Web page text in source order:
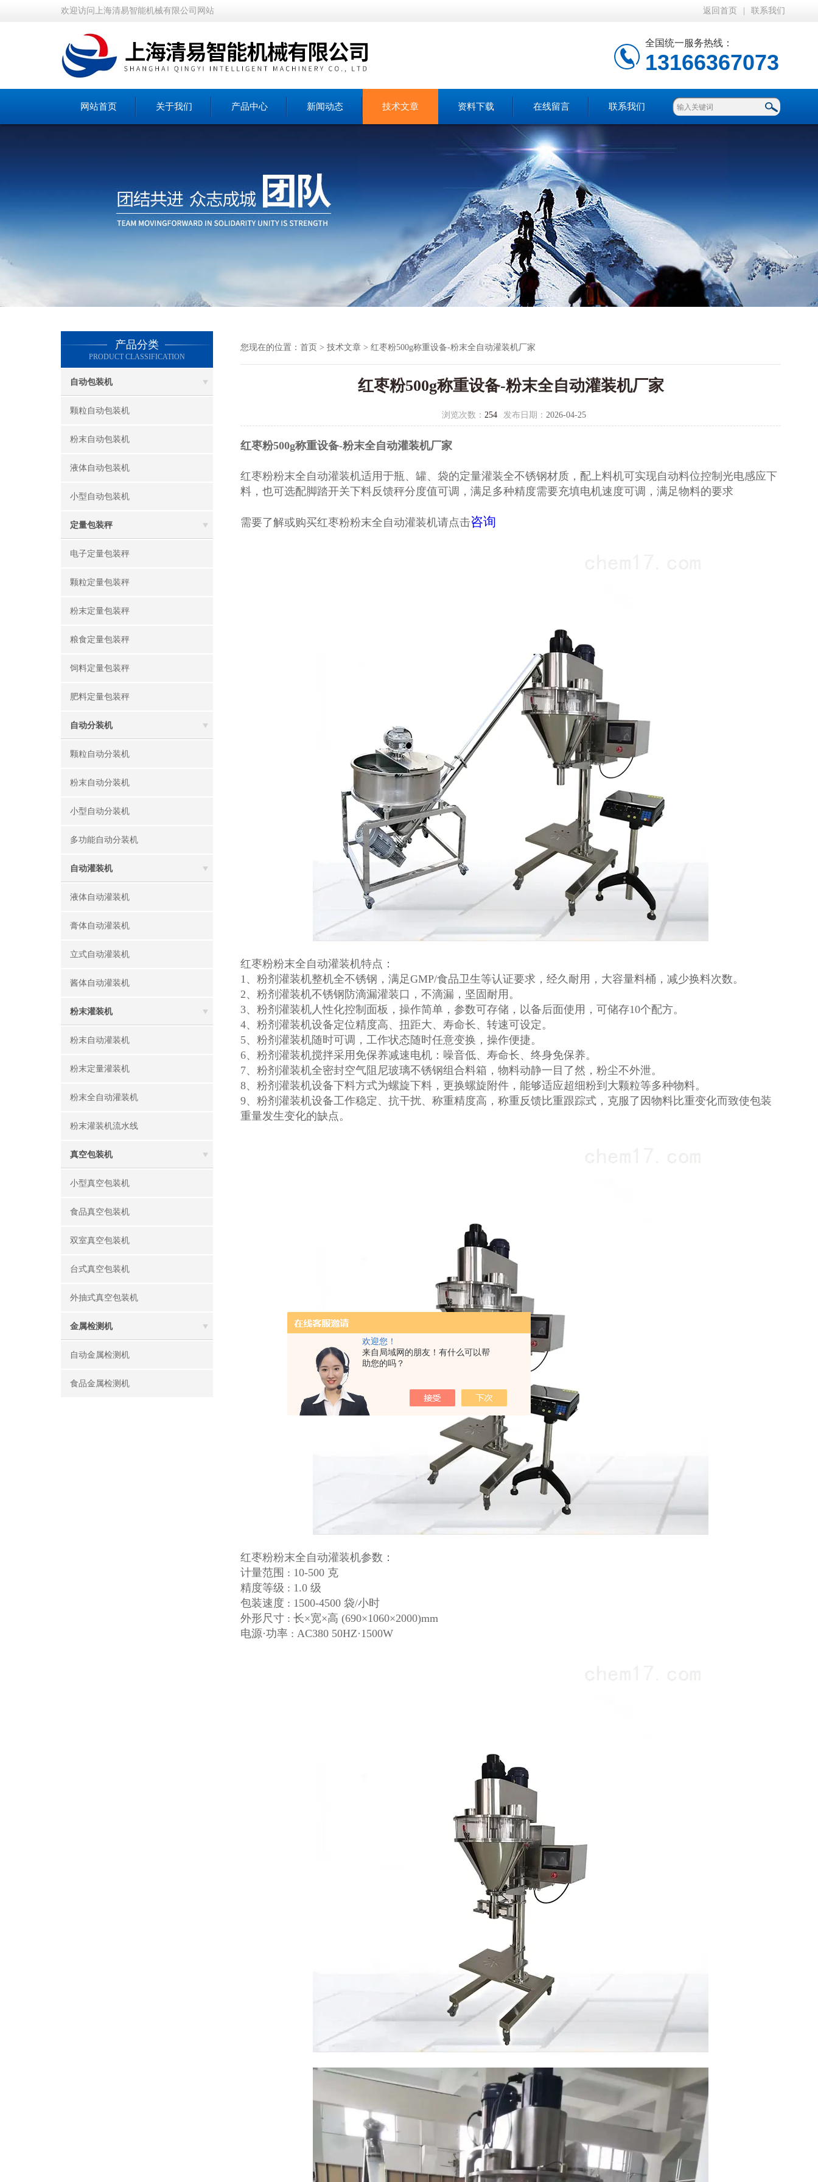
欢迎您！
来自局域网的朋友！有什么可以帮
助您的吗？
欢迎访问上海清易智能机械有限公司网站 返回首页 联系我们
全国统一服务热线：
13166367073
网站首页 关于我们 产品中心 新闻动态 技术文章 资料下载 在线留言 联系我们
产品分类
PRODUCT CLASSIFICATION
自动包装机
颗粒自动包装机
粉末自动包装机
液体自动包装机
小型自动包装机
定量包装秤
电子定量包装秤
颗粒定量包装秤
粉末定量包装秤
粮食定量包装秤
饲料定量包装秤
肥料定量包装秤
自动分装机
颗粒自动分装机
粉末自动分装机
小型自动分装机
多功能自动分装机
自动灌装机
液体自动灌装机
膏体自动灌装机
立式自动灌装机
酱体自动灌装机
粉末灌装机
粉末自动灌装机
粉末定量灌装机
粉末全自动灌装机
粉末灌装机流水线
真空包装机
小型真空包装机
食品真空包装机
双室真空包装机
台式真空包装机
外抽式真空包装机
金属检测机
自动金属检测机
食品金属检测机
您现在的位置： 首页 > 技术文章 > 红枣粉500g称重设备-粉末全自动灌装机厂家
红枣粉500g称重设备-粉末全自动灌装机厂家
浏览次数： 254 发布日期： 2026-04-25
红枣粉500g称重设备-粉末全自动灌装机厂家
红枣粉粉末全自动灌装机适用于瓶、罐、袋的定量灌装全不锈钢材质，配上料机可实现自动料位控制光电感应下
料，也可选配脚踏开关下料反馈秤分度值可调，满足多种精度需要充填电机速度可调，满足物料的要求
需要了解或购买红枣粉粉末全自动灌装机请点击咨询
红枣粉粉末全自动灌装机特点：
1、粉剂灌装机整机全不锈钢，满足GMP/食品卫生等认证要求，经久耐用，大容量料桶，减少换料次数。
2、粉剂灌装机不锈钢防滴漏灌装口，不滴漏，坚固耐用。
3、粉剂灌装机人性化控制面板，操作简单，参数可存储，以备后面使用，可储存10个配方。
4、粉剂灌装机设备定位精度高、扭距大、寿命长、转速可设定。
5、粉剂灌装机随时可调，工作状态随时任意变换，操作便捷。
6、粉剂灌装机搅拌采用免保养减速电机：噪音低、寿命长、终身免保养。
7、粉剂灌装机全密封空气阻尼玻璃不锈钢组合料箱，物料动静一目了然，粉尘不外泄。
8、粉剂灌装机设备下料方式为螺旋下料，更换螺旋附件，能够适应超细粉到大颗粒等多种物料。
9、粉剂灌装机设备工作稳定、抗干扰、称重精度高，称重反馈比重跟踪式，克服了因物料比重变化而致使包装
重量发生变化的缺点。
红枣粉粉末全自动灌装机参数：
计量范围 : 10-500 克
精度等级 : 1.0 级
包装速度 : 1500-4500 袋/小时
外形尺寸 : 长×宽×高 (690×1060×2000)mm
电源·功率 : AC380 50HZ·1500W